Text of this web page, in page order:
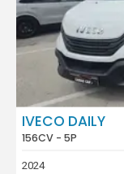
IVECO DAILY
156CV - 5P
2024